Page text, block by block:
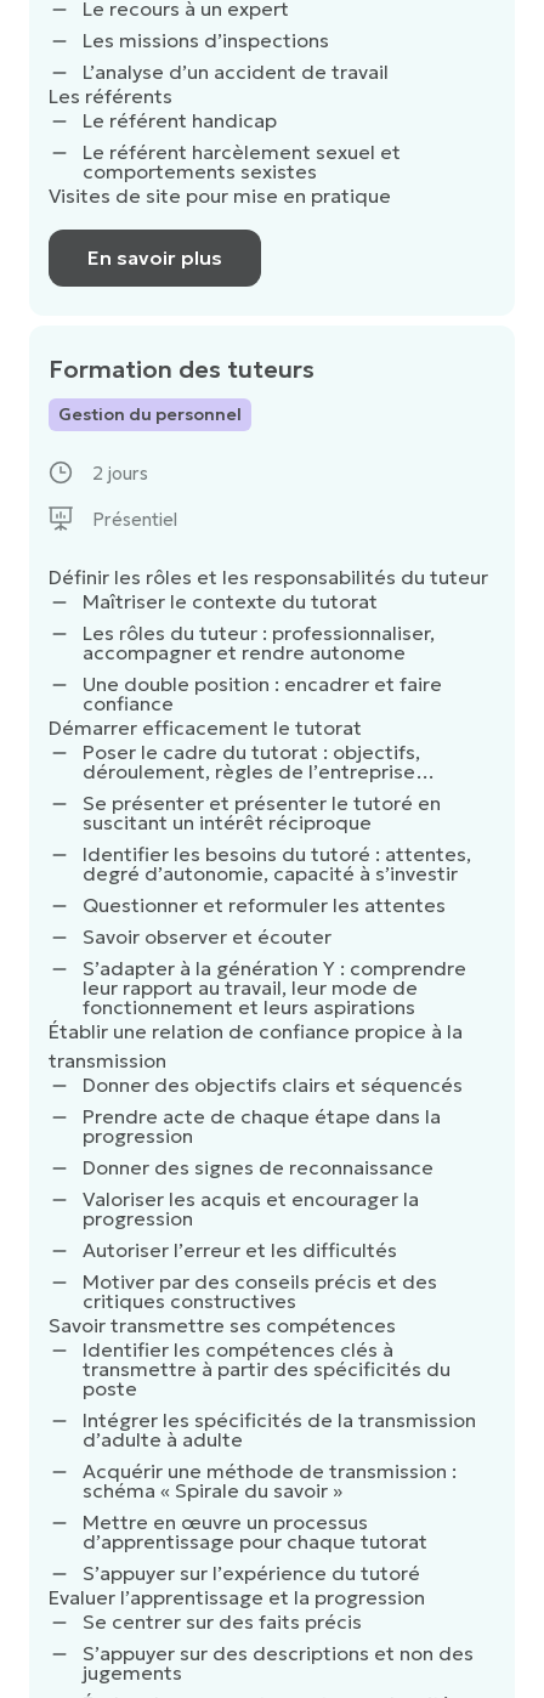
Le recours à un expert
Les missions d’inspections
L’analyse d’un accident de travail
Les référents
Le référent handicap
Le référent harcèlement sexuel et
comportements sexistes
Visites de site pour mise en pratique
En savoir plus
Formation des tuteurs
Gestion du personnel
Définir les rôles et les responsabilités du tuteur
Maîtriser le contexte du tutorat
Les rôles du tuteur : professionnaliser,
accompagner et rendre autonome
Une double position : encadrer et faire
confiance
Démarrer efficacement le tutorat
Poser le cadre du tutorat : objectifs,
déroulement, règles de l’entreprise…
Se présenter et présenter le tutoré en
suscitant un intérêt réciproque
Identifier les besoins du tutoré : attentes,
degré d’autonomie, capacité à s’investir
Questionner et reformuler les attentes
Savoir observer et écouter
S’adapter à la génération Y : comprendre
leur rapport au travail, leur mode de
fonctionnement et leurs aspirations
Établir une relation de confiance propice à la
transmission
Donner des objectifs clairs et séquencés
Prendre acte de chaque étape dans la
progression
Donner des signes de reconnaissance
Valoriser les acquis et encourager la
progression
Autoriser l’erreur et les difficultés
Motiver par des conseils précis et des
critiques constructives
Savoir transmettre ses compétences
Identifier les compétences clés à
transmettre à partir des spécificités du
poste
Intégrer les spécificités de la transmission
d’adulte à adulte
Acquérir une méthode de transmission :
schéma « Spirale du savoir »
Mettre en œuvre un processus
d’apprentissage pour chaque tutorat
S’appuyer sur l’expérience du tutoré
Evaluer l’apprentissage et la progression
Se centrer sur des faits précis
S’appuyer sur des descriptions et non des
jugements
2 jours
Présentiel